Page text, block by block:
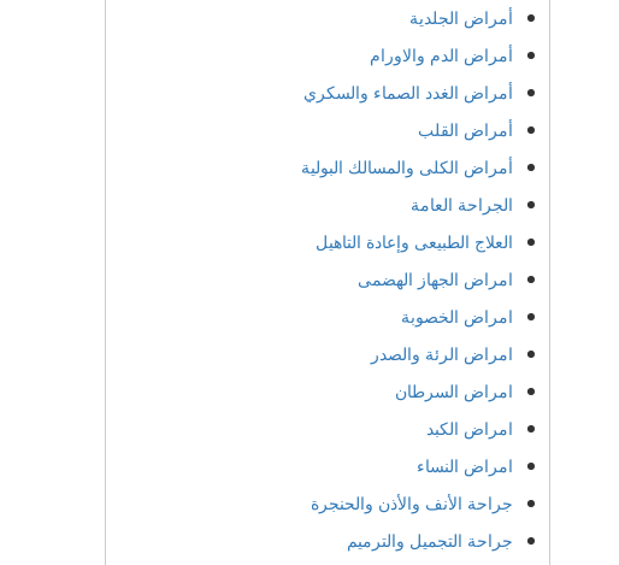
أمراض الجلدية
أمراض الدم والاورام
أمراض الغدد الصماء والسكري
أمراض القلب
أمراض الكلى والمسالك البولية
الجراحة العامة
العلاج الطبيعى وإعادة التاهيل
امراض الجهاز الهضمى
امراض الخصوبة
امراض الرئة والصدر
امراض السرطان
امراض الكبد
امراض النساء
جراحة الأنف والأذن والحنجرة
جراحة التجميل والترميم